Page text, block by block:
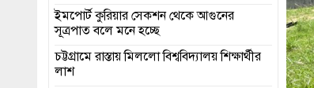
ইমপোর্ট কুরিয়ার সেকশন থেকে আগুনের
সূত্রপাত বলে মনে হচ্ছে
চট্টগ্রামে রাস্তায় মিললো বিশ্ববিদ্যালয় শিক্ষার্থীর
লাশ